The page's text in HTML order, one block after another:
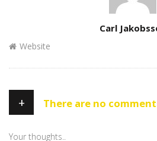
Carl
Website
+ There are no